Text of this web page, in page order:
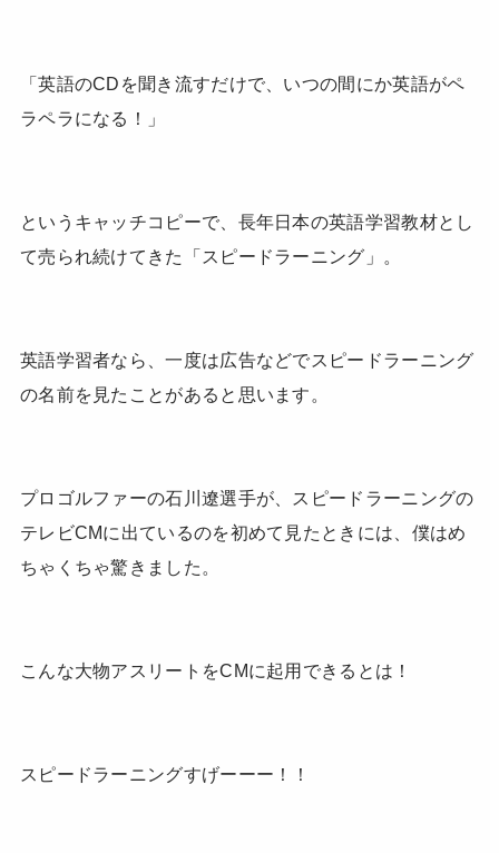
「英語のCDを聞き流すだけで、いつの間にか英語がペ
ラペラになる！」
というキャッチコピーで、長年日本の英語学習教材とし
て売られ続けてきた「スピードラーニング」。
英語学習者なら、一度は広告などでスピードラーニング
の名前を見たことがあると思います。
プロゴルファーの石川遼選手が、スピードラーニングの
テレビCMに出ているのを初めて見たときには、僕はめ
ちゃくちゃ驚きました。
こんな大物アスリートをCMに起用できるとは！
スピードラーニングすげーーー！！